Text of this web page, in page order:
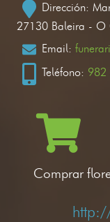
Dirección:
27130 Baleira - O
Email:
Teléfono: 982
Comprar